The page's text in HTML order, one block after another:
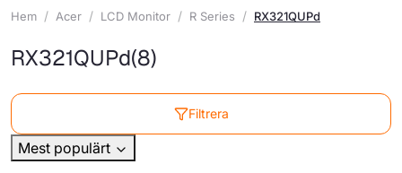
Hem Acer LCD Monitor R Series RX321QUPd
RX321QUPd(8)
Filtrera
Mest populärt